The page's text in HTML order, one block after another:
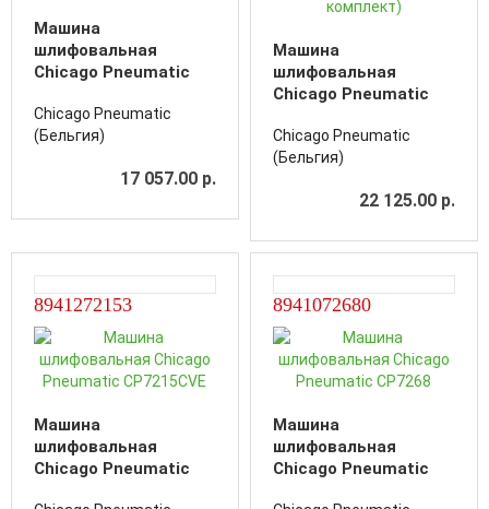
Машина
шлифовальная
Chicago Pneumatic
Chicago Pneumatic
(Бельгия)
17 057.00 р.
Машина
шлифовальная
Chicago Pneumatic
Chicago Pneumatic
(Бельгия)
22 125.00 р.
8941272153
Машина
шлифовальная
Chicago Pneumatic
8941072680
Машина
шлифовальная
Chicago Pneumatic